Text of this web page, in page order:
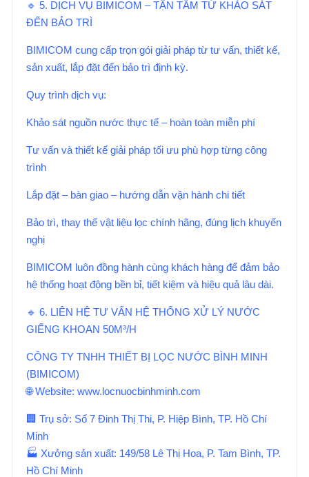
🔹 5. DỊCH VỤ BIMICOM – TẬN TÂM TỪ KHẢO SÁT
ĐẾN BẢO TRÌ
BIMICOM cung cấp trọn gói giải pháp từ tư vấn, thiết kế,
sản xuất, lắp đặt đến bảo trì định kỳ.
Quy trình dịch vụ:
Khảo sát nguồn nước thực tế – hoàn toàn miễn phí
Tư vấn và thiết kế giải pháp tối ưu phù hợp từng công
trình
Lắp đặt – bàn giao – hướng dẫn vận hành chi tiết
Bảo trì, thay thế vật liệu lọc chính hãng, đúng lịch khuyến
nghị
BIMICOM luôn đồng hành cùng khách hàng để đảm bảo
hệ thống hoạt động bền bỉ, tiết kiệm và hiệu quả lâu dài.
🔹 6. LIÊN HỆ TƯ VẤN HỆ THỐNG XỬ LÝ NƯỚC
GIẾNG KHOAN 50M³/H
CÔNG TY TNHH THIẾT BỊ LỌC NƯỚC BÌNH MINH
(BIMICOM)
🌐 Website: www.locnuocbinhminh.com
🏢 Trụ sở: Số 7 Đinh Thị Thi, P. Hiệp Bình, TP. Hồ Chí
Minh
🏭 Xưởng sản xuất: 149/58 Lê Thị Hoa, P. Tam Bình, TP.
Hồ Chí Minh